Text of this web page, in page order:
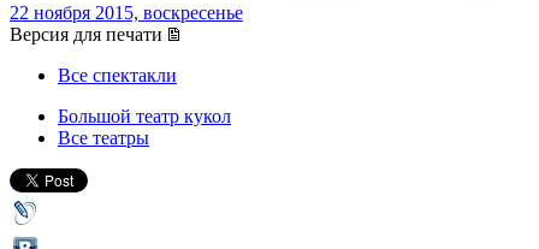
22 ноября 2015, воскресенье
Версия для печати
Все спектакли
Большой театр кукол
Все театры